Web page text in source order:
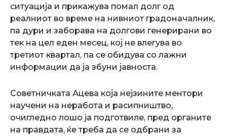
ситуација и прикажува помал долг од
реалниот во време на нивниот градоначалник,
па дури и заборава на долгови генерирани во
тек на цел еден месец, кој не влегува во
третиот квартал, па се обидува со лажни
информации да ја збуни јавноста.
Советничката Ацева која нејзините ментори
научени на неработа и расипништво,
очигледно лошо ја подготвиле, пред органите
на правдата, ќе треба да се одбрани за